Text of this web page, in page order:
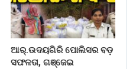
ଆର୍.ଉଦୟଗିରି ପୋଲିସର ବଡ଼
ସଫଳତା, ଗଞ୍ଜେଇ